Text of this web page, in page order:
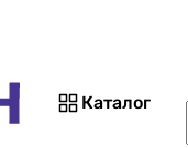
Каталог